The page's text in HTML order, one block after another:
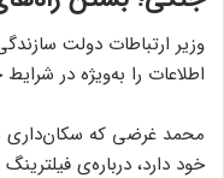
وزیر ارتباطات دولت
اطلاعات را به‌ویژه در
محمد غرضی که سکان‌داری سه
خود دارد، درباره‌ی